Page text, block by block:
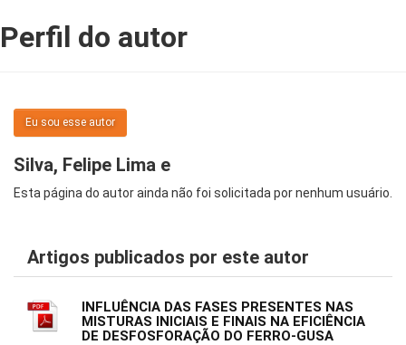
Perfil do autor
Eu sou esse autor
Silva, Felipe Lima e
Esta página do autor ainda não foi solicitada por nenhum usuário.
Artigos publicados por este autor
INFLUÊNCIA DAS FASES PRESENTES NAS
MISTURAS INICIAIS E FINAIS NA EFICIÊNCIA
DE DESFOSFORAÇÃO DO FERRO-GUSA